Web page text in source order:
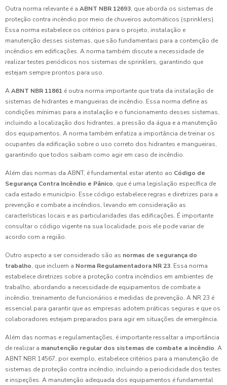
Outra norma relevante é a ABNT NBR 12693, que aborda os sistemas de
proteção contra incêndio por meio de chuveiros automáticos (sprinklers).
Essa norma estabelece os critérios para o projeto, instalação e
manutenção desses sistemas, que são fundamentais para a contenção de
incêndios em edificações. A norma também discute a necessidade de
realizar testes periódicos nos sistemas de sprinklers, garantindo que
estejam sempre prontos para uso.
AABNT NBR 11861 é outra norma importante que trata da instalação de
sistemas de hidrantes e mangueiras de incêndio. Essa norma define as
condições mínimas para a instalação e o funcionamento desses sistemas,
incluindo a localização dos hidrantes, a pressão da água e a manutenção
dos equipamentos. A norma também enfatiza a importância de treinar os
ocupantes da edificação sobre o uso correto dos hidrantes e mangueiras,
garantindo que todos saibam como agir em caso de incêndio.
Além das normas da ABNT, é fundamental estar atento ao Código de
Segurança Contra Incêndio e Pânico, que é uma legislação específica de
cada estado e município. Esse código estabelece regras e diretrizes para a
prevenção e combate a incêndios, levando em consideração as
características locais e as particularidades das edificações. É importante
consultar o código vigente na sua localidade, pois ele pode variar de
acordo com a região.
Outro aspecto a ser considerado são as normas de segurança do
trabalho, que incluem a Norma Regulamentadora NR 23. Essa norma
estabelece diretrizes sobre a proteção contra incêndios em ambientes de
trabalho, abordando a necessidade de equipamentos de combate a
incêndio, treinamento de funcionários e medidas de prevenção. A NR 23 é
essencial para garantir que as empresas adotem práticas seguras e que os
colaboradores estejam preparados para agir em situações de emergência.
Além das normas e regulamentações, é importante ressaltar a importância
de realizar a manutenção regular dos sistemas de combate a incêndio. A
ABNT NBR 14567, por exemplo, estabelece critérios para a manutenção de
sistemas de proteção contra incêndio, incluindo a periodicidade dos testes
e inspeções. A manutenção adequada dos equipamentos é fundamental